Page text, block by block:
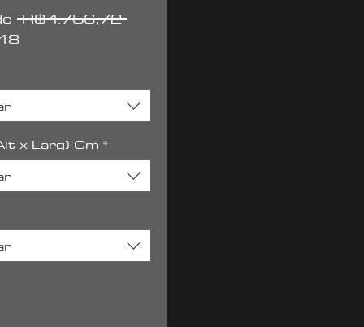
R$ 1.756,72 Preço
Preço
x Larg) Cm *